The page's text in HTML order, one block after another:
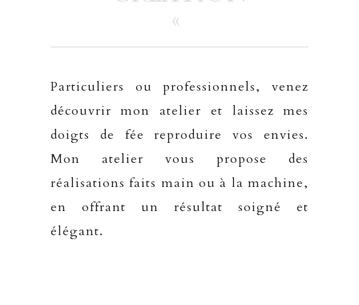
«
Particuliers ou professionnels, venez
découvrir mon atelier et laissez mes
doigts de fée reproduire vos envies.
Mon atelier vous propose des
réalisations faits main ou à la machine,
en offrant un résultat soigné et
élégant.